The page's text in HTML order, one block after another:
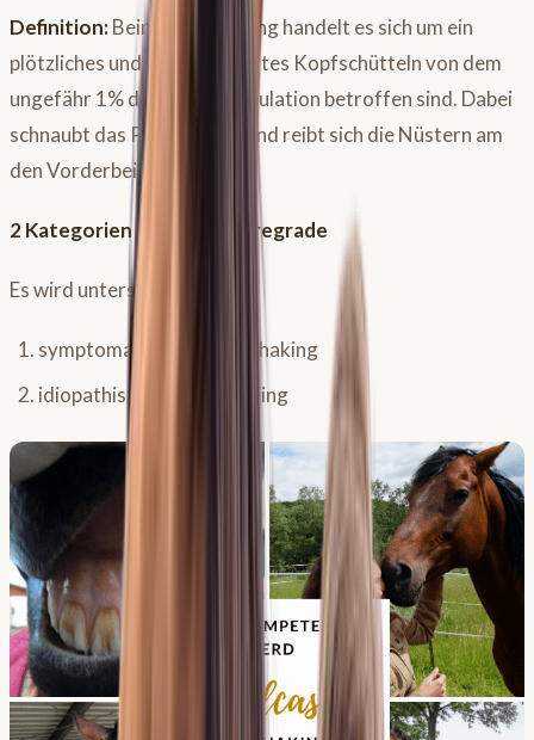
Definition:Beim Headshaking handelt es sich um ein
plötzliches und unkontrolliertes Kopfschütteln von dem
ungefähr 1% der Pferdepopulation betroffen sind. Dabei
schnaubt das Pferd häufig und reibt sich die Nüstern am
den Vorderbeinen.
2 Kategorien und 5 Schweregrade
Es wird unterschieden in:
symptomatisches Headshaking
idiopathisches Headshaking